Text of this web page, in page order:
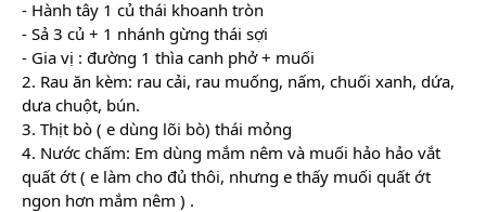
- Hành tây 1 củ thái khoanh tròn
- Sả 3 củ + 1 nhánh gừng thái sợi
- Gia vị : đường 1 thìa canh phở + muối
2. Rau ăn kèm: rau cải, rau muống, nấm, chuối xanh, dứa,
dưa chuột, bún.
3. Thịt bò ( e dùng lõi bò) thái mỏng
4. Nước chấm: Em dùng mắm nêm và muối hảo hảo vắt
quất ớt ( e làm cho đủ thôi, nhưng e thấy muối quất ớt
ngon hơn mắm nêm ) .